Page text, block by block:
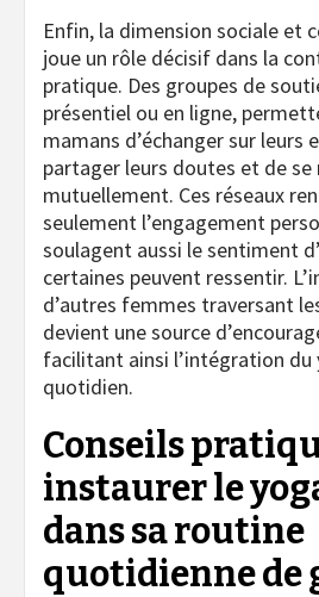
Enfin, la dimension sociale et
joue un rôle décisif dans la
pratique. Des groupes de
présentiel ou en ligne,
mamans d’échanger sur leurs
partager leurs doutes et de
mutuellement. Ces réseaux
seulement l’engagement
soulagent aussi le sentiment
certaines peuvent ressentir.
d’autres femmes traversant
devient une source
facilitant ainsi l’intégration du
quotidien.
Conseils
instaurer le
dans sa routine
quotidienne de